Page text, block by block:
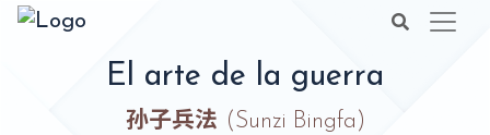
El arte de la guerra
孙子兵法 (Sunzi Bingfa)